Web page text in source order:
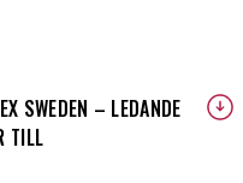
SWEDEN – LEDANDE
TILL